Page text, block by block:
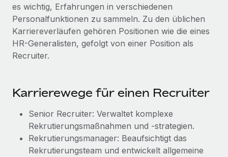
es wichtig, Erfahrungen in verschiedenen
Personalfunktionen zu sammeln. Zu den üblichen
Karriereverläufen gehören Positionen wie die eines
HR-Generalisten, gefolgt von einer Position als
Recruiter.
Karrierewege für einen Recruiter
Senior Recruiter: Verwaltet komplexe
Rekrutierungsmaßnahmen und -strategien.
Rekrutierungsmanager: Beaufsichtigt das
Rekrutierungsteam und entwickelt allgemeine